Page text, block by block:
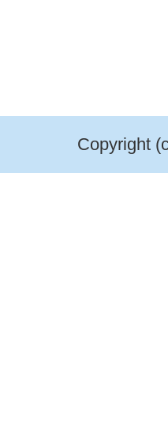
Copyright